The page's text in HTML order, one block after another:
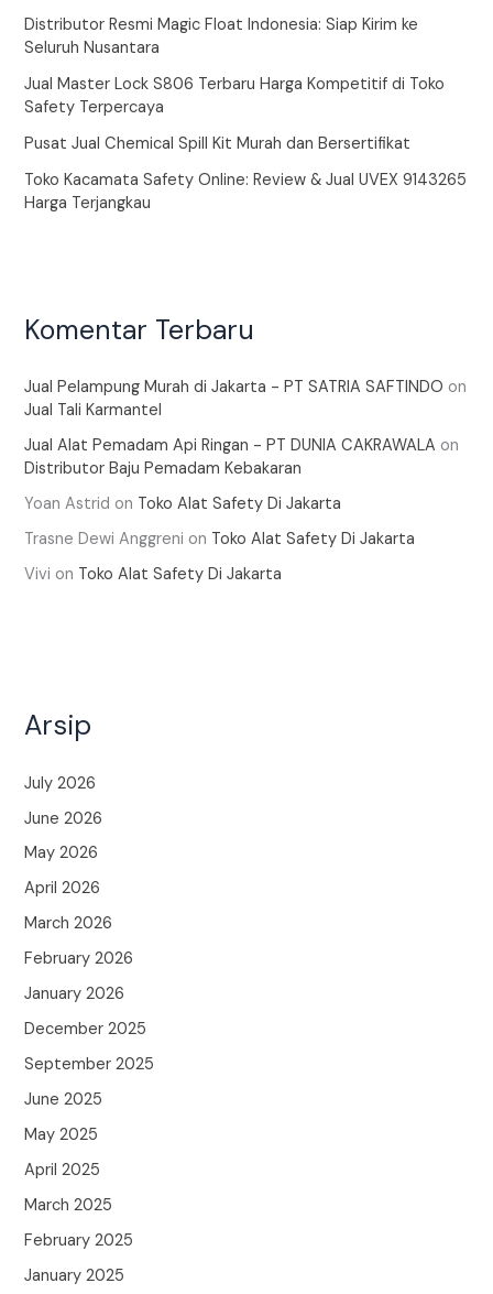
Distributor Resmi Magic Float Indonesia: Siap Kirim ke
Seluruh Nusantara
Jual Master Lock S806 Terbaru Harga Kompetitif di Toko
Safety Terpercaya
Pusat Jual Chemical Spill Kit Murah dan Bersertifikat
Toko Kacamata Safety Online: Review & Jual UVEX 9143265
Harga Terjangkau
Komentar Terbaru
Jual Pelampung Murah di Jakarta - PT SATRIA SAFTINDO on
Jual Tali Karmantel
Jual Alat Pemadam Api Ringan - PT DUNIA CAKRAWALA on
Distributor Baju Pemadam Kebakaran
Yoan Astrid on Toko Alat Safety Di Jakarta
Trasne Dewi Anggreni on Toko Alat Safety Di Jakarta
Vivi on Toko Alat Safety Di Jakarta
Arsip
July 2026
June 2026
May 2026
April 2026
March 2026
February 2026
January 2026
December 2025
September 2025
June 2025
May 2025
April 2025
March 2025
February 2025
January 2025